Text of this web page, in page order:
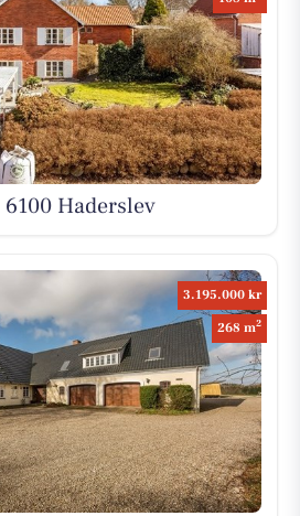
6100 Haderslev
3.195.000 kr
268 m2